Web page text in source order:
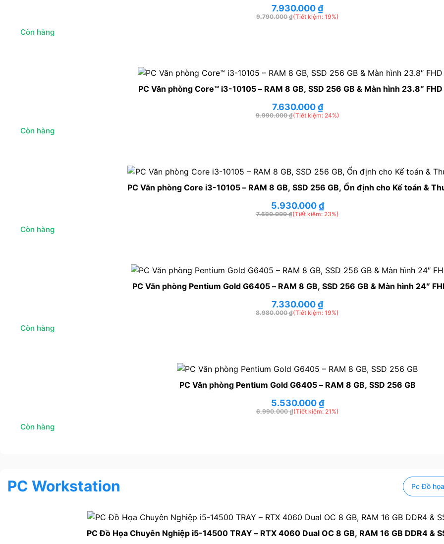
(Tiết kiệm: 19%)
9.790.000₫
7.930.000₫
Còn hàng
PC Văn phòng Core™ i3-10105 – RAM 8 GB, SSD 256 GB & Màn hình 23.8″ FHD
(Tiết kiệm: 24%)
9.990.000₫
7.630.000₫
Còn hàng
PC Văn phòng Core i3-10105 – RAM 8 GB, SSD 256 GB, Ổn định cho Kế toán &
(Tiết kiệm: 23%)
7.690.000₫
5.930.000₫
Còn hàng
PC Văn phòng Pentium Gold G6405 – RAM 8 GB, SSD 256 GB & Màn hình 24″
(Tiết kiệm: 19%)
8.980.000₫
7.330.000₫
Còn hàng
PC Văn phòng Pentium Gold G6405 – RAM 8 GB, SSD 256 GB
(Tiết kiệm: 21%)
6.990.000₫
5.530.000₫
Còn hàng
PC Workstation Pc Đồ
PC Đồ Họa Chuyên Nghiệp i5-14500 TRAY – RTX 4060 Dual OC 8 GB, RAM 16 GB DDR4 &